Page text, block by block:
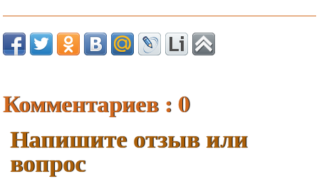
Комментариев : 0
Напишите отзыв или
вопрос